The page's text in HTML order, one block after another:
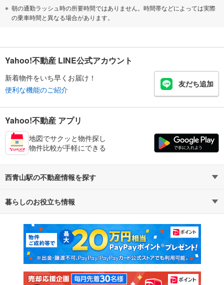
朝の通勤ラッシュ時の所要時間ではありません。時間帯などによっては実際
の乗車時間と異なる場合があります。
Yahoo!不動産 LINE公式アカウント
新着物件をいち早くお届け！
便利な機能のご紹介
友だち追加
Yahoo!不動産 アプリ
地図でサクッと物件探し
物件比較が手軽にできる
西青山駅の不動産情報を探す
不動産・住宅
新築マンション 中古マンション
新築一戸建て 中古一戸建て
注文住宅 土地
暮らしのお役立ち情報
マンションカタログ 教えて！住まいの先生